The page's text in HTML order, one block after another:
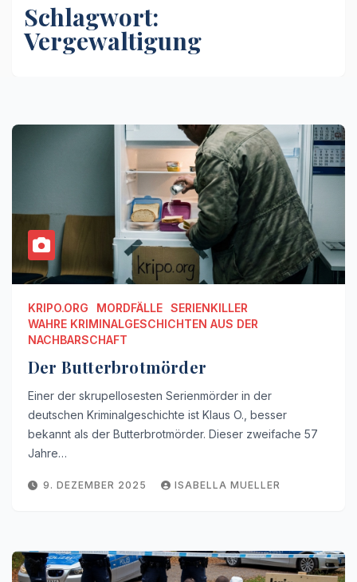
Schlagwort:
Vergewaltigung
KRIPO.ORG MORDFÄLLE SERIENKILLER
WAHRE KRIMINALGESCHICHTEN AUS DER
NACHBARSCHAFT
Der Butterbrotmörder
Einer der skrupellosesten Serienmörder in der
deutschen Kriminalgeschichte ist Klaus O., besser
bekannt als der Butterbrotmörder. Dieser zweifache 57
Jahre…
9. DEZEMBER 2025 ISABELLA MUELLER